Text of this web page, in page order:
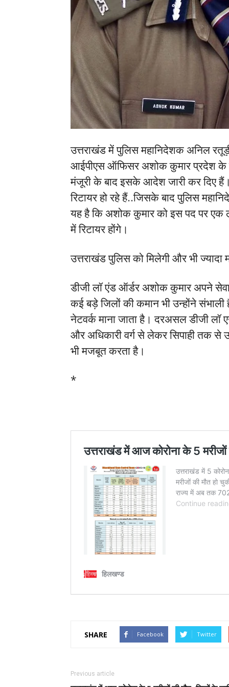
उत्तराखंड में पुलिस महानिदेशक अनिल
आईपीएस ऑफिसर अशोक कुमार प्रदेश के
मंजूरी के बाद इसके आदेश जारी कर दिए
रिटायर हो रहे हैं..जिसके बाद पुलिस
यह है कि अशोक कुमार को इस पद पर एक
में रिटायर होंगे।
उत्तराखंड पुलिस को मिलेगी और भी ज्यादा
डीजी लॉ एंड ऑर्डर अशोक कुमार अपने
कई बड़े जिलों की कमान भी उन्होंने
नेटवर्क माना जाता है। दरअसल डीजी
और अधिकारी वर्ग से लेकर सिपाही तक
भी मजबूत करता है।
*
SHARE Facebook Twitter
Previous article